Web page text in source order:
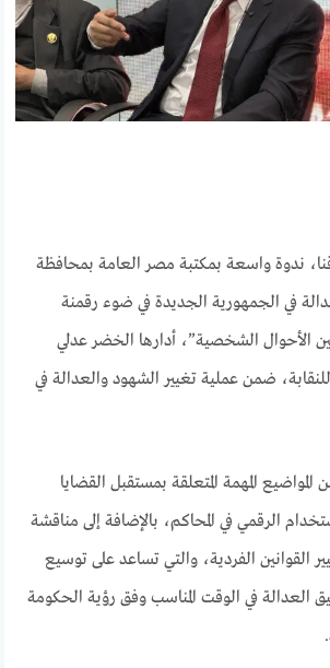
ندوة واسعة بمكتبة مصر العامة بمحافظة
في الجمهورية الجديدة في ضوء رقمنة
الأحوال الشخصية”، أدارها الخضر عدلي
ضمن عملية تغيير الشهود والعدالة في
المهمة المتعلقة بمستقبل القضايا
الرقمي في المحاكم، بالإضافة إلى مناقشة
القوانين الفردية، والتي تساعد على توسيع
العدالة في الوقت المناسب وفق رؤية الحكومة